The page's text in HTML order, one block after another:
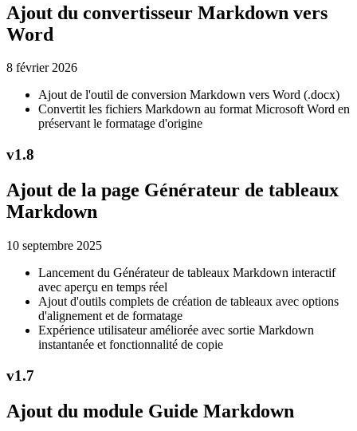
Ajout du convertisseur Markdown vers
Word
8 février 2026
Ajout de l'outil de conversion Markdown vers Word (.docx)
Convertit les fichiers Markdown au format Microsoft Word en
préservant le formatage d'origine
v1.8
Ajout de la page Générateur de tableaux
Markdown
10 septembre 2025
Lancement du Générateur de tableaux Markdown interactif
avec aperçu en temps réel
Ajout d'outils complets de création de tableaux avec options
d'alignement et de formatage
Expérience utilisateur améliorée avec sortie Markdown
instantanée et fonctionnalité de copie
v1.7
Ajout du module Guide Markdown